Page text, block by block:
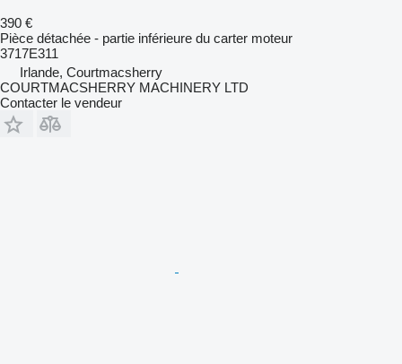
390 €
Pièce détachée - partie inférieure du carter moteur
3717E311
Irlande, Courtmacsherry
COURTMACSHERRY MACHINERY LTD
Contacter le vendeur